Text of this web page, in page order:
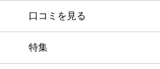
口コミを見る
特集